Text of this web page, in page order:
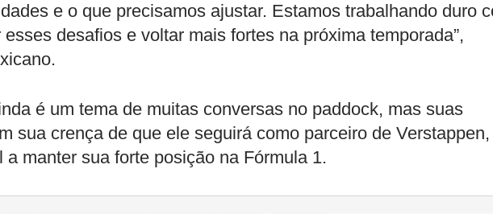
e o que precisamos ajustar. Estamos trabalhando duro
desafios e voltar mais fortes na próxima temporada”,
é um tema de muitas conversas no paddock, mas suas
sua crença de que ele seguirá como parceiro de Verstappen,
a manter sua forte posição na Fórmula 1.